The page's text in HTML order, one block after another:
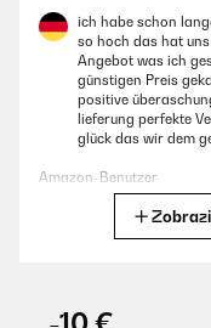
ich habe schon
so hoch das hat
Angebot was ich
günstigen Preis
positive
lieferung perfekte
glück das wir dem
Amazon-Benutzer